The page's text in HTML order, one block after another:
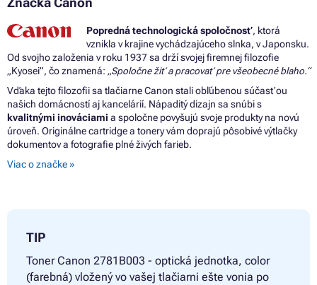
Popredná technologická spoločnosť, ktorá
vznikla v krajine vychádzajúceho slnka, v Japonsku.
Od svojho založenia v roku 1937 sa drží svojej firemnej filozofie
„Kyosei”, čo znamená: „Spoločne žiť a pracovať pre všeobecné blaho.“
Vďaka tejto filozofii sa tlačiarne Canon stali obľúbenou súčasťou
našich domácností aj kancelárií. Nápaditý dizajn sa snúbi s
kvalitnými inováciami a spoločne povyšujú svoje produkty na novú
úroveň. Originálne cartridge a tonery vám doprajú pôsobivé výtlačky
dokumentov a fotografie plné živých farieb.
Viac o značke »
TIP
Toner Canon 2781B003 - optická jednotka, color
(farebná) vložený vo vašej tlačiarni ešte vonia po